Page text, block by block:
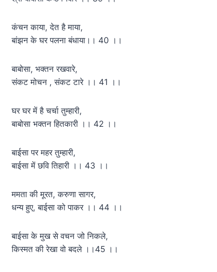
कंचन काया, देत है माया,
बांझन के घर पलना बंधाया।। 40 ।।
बाबोसा, भक्तन रखवारे,
संकट मोचन , संकट टारे ।। 41 ।।
घर घर में है चर्चा तुम्हारी,
बाबोसा भक्तन हितकारी ।। 42 ।।
बाईसा पर महर तुम्हारी,
बाईसा में छवि तिहारी ।। 43 ।।
ममता की मूरत, करुणा सागर,
धन्य हुए, बाईसा को पाकर ।। 44 ।।
बाईसा के मुख से वचन जो निकले,
किस्मत की रेखा वो बदले ।।45 ।।